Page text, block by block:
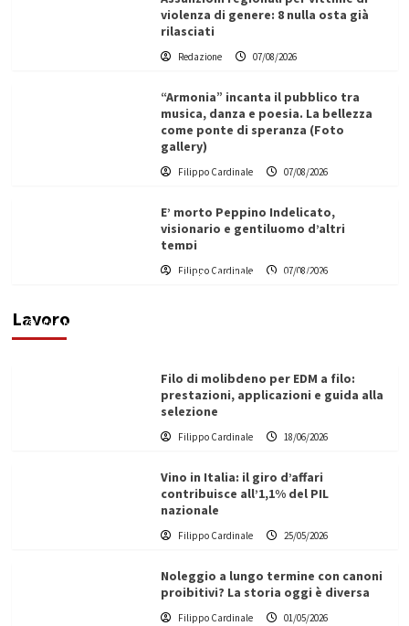
violenza di genere: 8 nulla osta già
rilasciati
Redazione 07/08/2026
“Armonia” incanta il pubblico tra
musica, danza e poesia. La bellezza
come ponte di speranza (Foto
gallery)
Filippo Cardinale 07/08/2026
E’ morto Peppino Indelicato,
visionario e gentiluomo d’altri
tempi
Filippo Cardinale 07/08/2026
Lavoro
L’ingegnere saccense Buscarnera partner chiave
di un progetto transnazionale per la transizione
Filippo Cardinale
Filo di molibdeno per EDM a filo:
prestazioni, applicazioni e guida alla
selezione
Filippo Cardinale 18/06/2026
Vino in Italia: il giro d’affari
contribuisce all’1,1% del PIL
nazionale
Filippo Cardinale 25/05/2026
Noleggio a lungo termine con canoni
proibitivi? La storia oggi è diversa
Filippo Cardinale 01/05/2026